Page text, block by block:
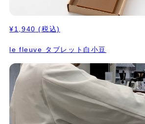
¥1,940 (税込)
le fleuve タブレット白小豆